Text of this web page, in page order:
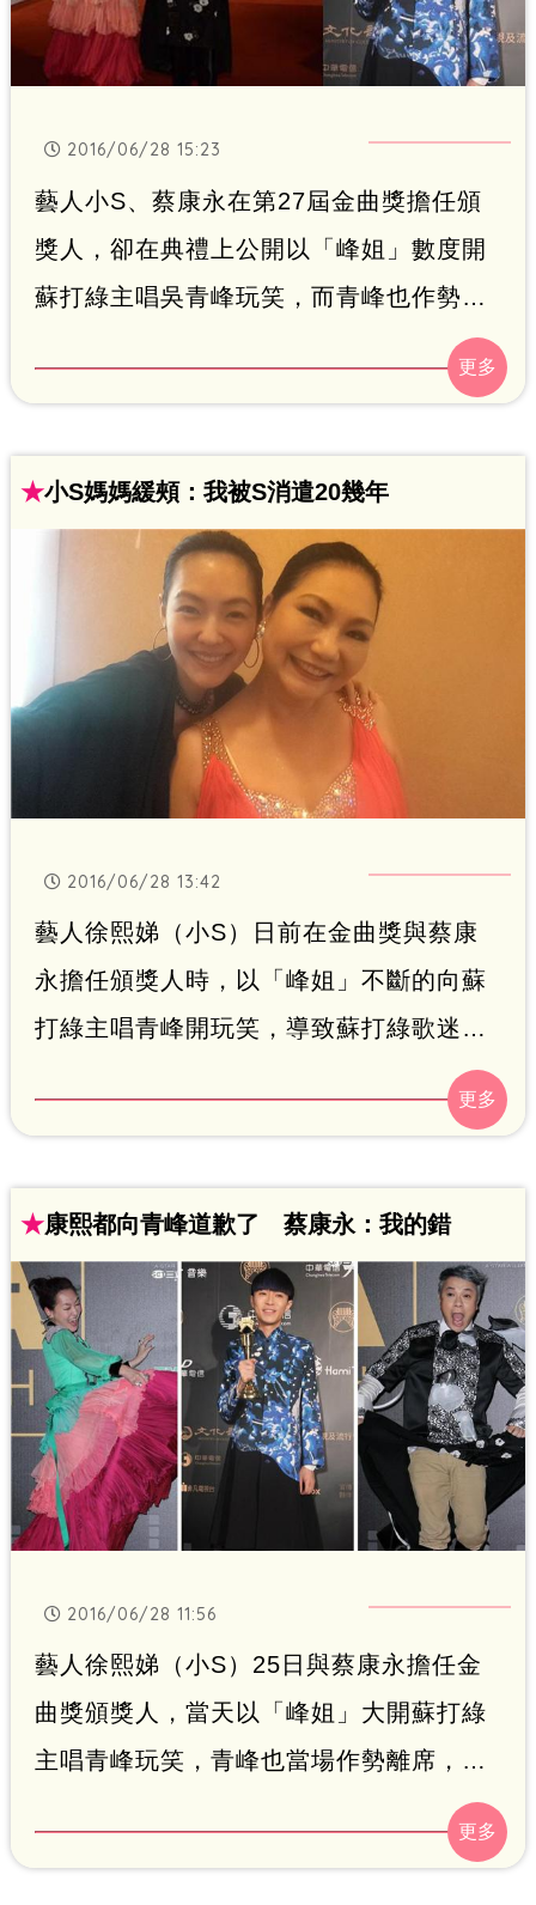
2016/06/28 15:23
藝人小S、蔡康永在第27屆金曲獎擔任頒
獎人，卻在典禮上公開以「峰姐」數度開
蘇打綠主唱吳青峰玩笑，而青峰也作勢離
場表達不滿。事後許多歌迷在網路上指責
小S、蔡康永，認為他們不應該將個人特
接連在臉書上道歉，青峰在下午也在臉書
上千字文回應。
★小S媽媽緩頰：我被S消遣20幾年
2016/06/28 13:42
藝人徐熙娣（小S）日前在金曲獎與蔡康
永擔任頒獎人時，以「峰姐」不斷的向蘇
打綠主唱青峰開玩笑，導致蘇打綠歌迷們
不滿檯面上支持平權的她卻拿青峰的個人
特質開玩笑，對此，小S今（28日）也在
抱歉！」徐媽媽也在她前一日的發文中緩
頰表示自己這輩子一直是S的消遣頭號人
「20幾年了。」但似乎還是難消網友怒
火，甚至有人反問：「有想過青峰媽媽的
感受嗎？」
★康熙都向青峰道歉了 蔡康永：我的錯
2016/06/28 11:56
藝人徐熙娣（小S）25日與蔡康永擔任金
曲獎頒獎人，當天以「峰姐」大開蘇打綠
主唱青峰玩笑，青峰也當場作勢離席，看
似幽默的效果，事後卻讓蘇打綠的歌迷非
常不滿小S拿個人特質開玩笑，小S今（28